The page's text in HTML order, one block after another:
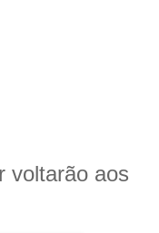
voltarão aos